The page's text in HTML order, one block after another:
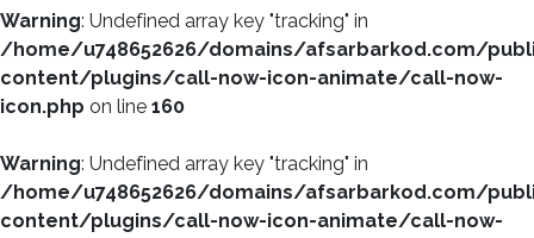
Warning: Undefined array key "tracking" in
/home/u748652626/domains/afsarbarkod.com/
content/plugins/call-now-icon-animate/call-now-
icon.php on line 160
Warning: Undefined array key "tracking" in
/home/u748652626/domains/afsarbarkod.com/
content/plugins/call-now-icon-animate/call-now-